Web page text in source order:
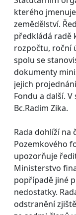
kterého
zemědělství.
předkládá radě
rozpočtu, roční
spolu se
dokumenty
jejich
Fondu a další.
Bc.Radim Zika.
Rada dohlíží na
Pozemkového
upozorňuje
Ministerstvo
popřípadě jiné
nedostatky.
odstranění